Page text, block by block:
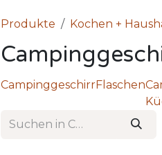
Produkte Kochen +
CampinggeschirrFlaschen